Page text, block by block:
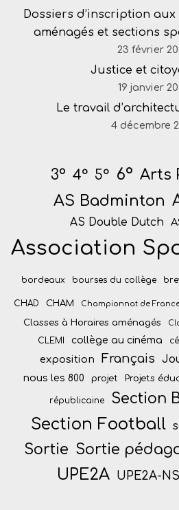
Dossiers d’inscription
aménagés et sections
23 février
Justice et
19 janvier
Le travail
4 décembre
3° 4° 5° 6° Arts
AS Badminton
AS Double Dutch
Association
bordeaux bourses du collège
CHAD CHAM Championnat de
Classes à Horaires aménagés
CLEMI collège au cinéma
exposition Français
nous les 800 projet Projets
républicaine Section
Section Football
Sortie Sortie
UPE2A UPE2A-